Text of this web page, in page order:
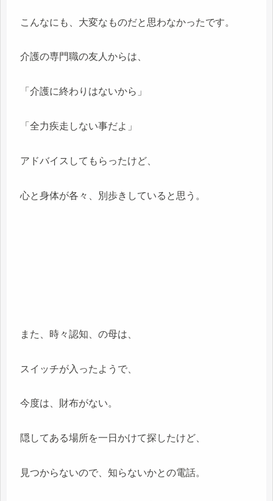
こんなにも、大変なものだと思わなかったです。
介護の専門職の友人からは、
「介護に終わりはないから」
「全力疾走しない事だよ」
アドバイスしてもらったけど、
心と身体が各々、別歩きしていると思う。
また、時々認知、の母は、
スイッチが入ったようで、
今度は、財布がない。
隠してある場所を一日かけて探したけど、
見つからないので、知らないかとの電話。